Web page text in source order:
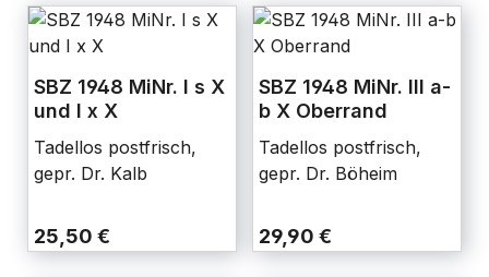
SBZ 1948 MiNr. I s X
und I x X
Tadellos postfrisch,
gepr. Dr. Kalb
25,50 €
SBZ 1948 MiNr. III a-
b X Oberrand
Tadellos postfrisch,
gepr. Dr. Böheim
29,90 €